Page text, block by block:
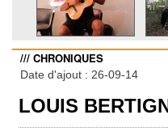
/// CHRONIQUES
Date d'ajout : 26-09-14
LOUIS